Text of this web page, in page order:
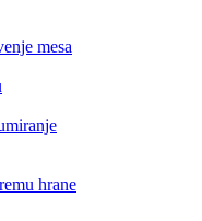
mesa
hrane